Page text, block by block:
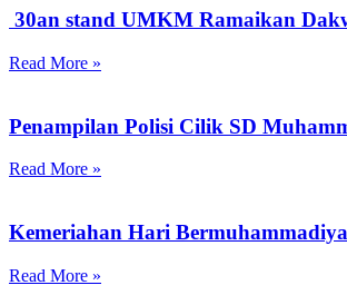
30an stand UMKM Ramaikan
Read More »
Penampilan Polisi Cilik SD
Read More »
Kemeriahan Hari
Read More »